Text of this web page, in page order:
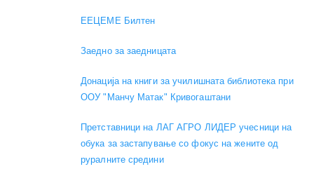
EEЦЕМЕ Билтен
Заедно за заедницата
Донација на книги за училишната библиотека при
ООУ "Манчу Матак" Кривогаштани
Претставници на ЛАГ АГРО ЛИДЕР учесници на
обука за застапување со фокус на жените од
руралните средини